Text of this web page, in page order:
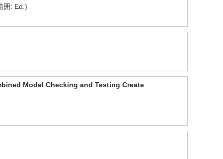
囲: Ed.)
Model Checking and Testing Create